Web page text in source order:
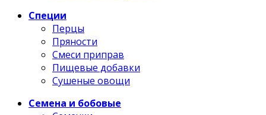
Специи
Перцы
Пряности
Смеси приправ
Пищевые добавки
Сушеные овощи
Семена и бобовые